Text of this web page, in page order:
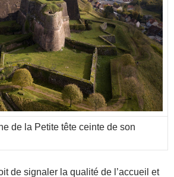
de la Petite tête ceinte de son
de signaler la qualité de l’accueil et